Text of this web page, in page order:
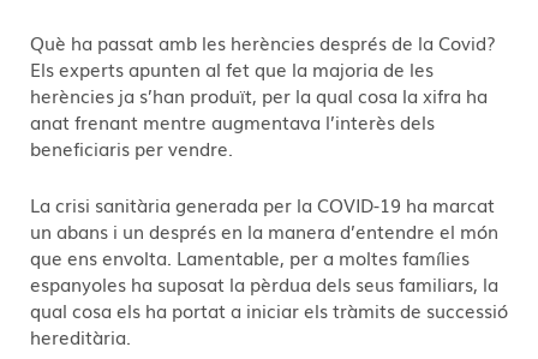
Què ha passat amb les herències després de la Covid?
Els experts apunten al fet que la majoria de les
herències ja s’han produït, per la qual cosa la xifra ha
anat frenant mentre augmentava l’interès dels
beneficiaris per vendre.
La crisi sanitària generada per la COVID-19 ha marcat
un abans i un després en la manera d’entendre el món
que ens envolta. Lamentable, per a moltes famílies
espanyoles ha suposat la pèrdua dels seus familiars, la
qual cosa els ha portat a iniciar els tràmits de successió
hereditària.